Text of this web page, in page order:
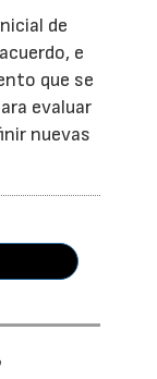
de
e
que se
evaluar
nuevas